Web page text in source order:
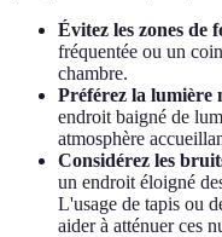
Évitez les zones de
fréquentée ou un
chambre.
Préférez la lumière
endroit baigné de
atmosphère
Considérez les
un endroit éloigné
L'usage de tapis ou
aider à atténuer ces